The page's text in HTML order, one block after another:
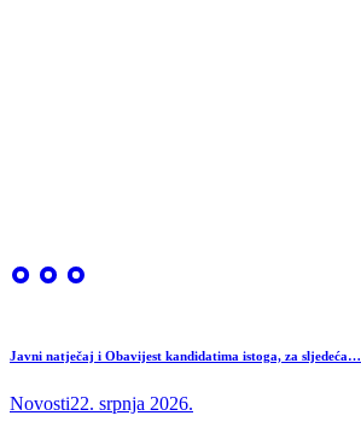
Javni natječaj i Obavijest kandidatima istoga, za sljedeća…
Novosti22. srpnja 2026.